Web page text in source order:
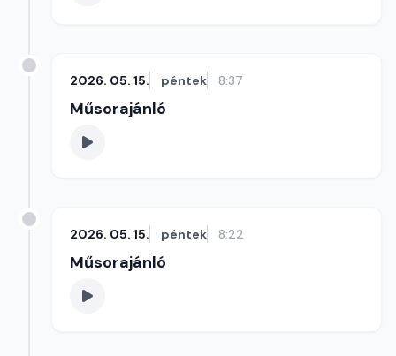
2026. 05. 15. péntek 8:37
Műsorajánló
2026. 05. 15. péntek 8:22
Műsorajánló